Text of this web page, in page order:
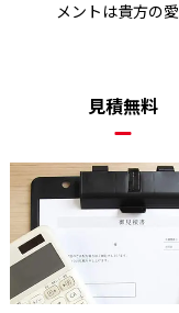
メントは貴方の
見積無料